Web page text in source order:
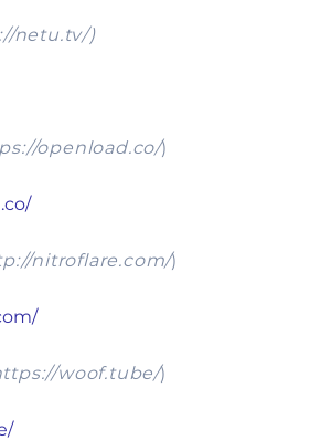
netu.tv/)
openload.co/)
nitroflare.com/)
woof.tube/)